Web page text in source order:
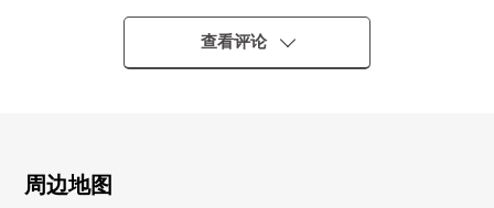
0 东急世田谷线"若林"车站步行6分钟
0 东急田园都市线、世田谷线"三轩茶屋"车站步行11分钟
0 实际使用面积55.84平米，2LDK的房型
查看评论
周边地图